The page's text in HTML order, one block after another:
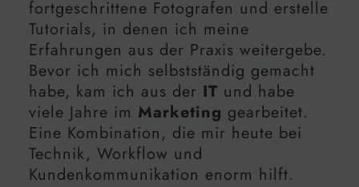
fortgeschrittene Fotografen und erstelle
Tutorials, in denen ich meine
Erfahrungen aus der Praxis weitergebe.
Bevor ich mich selbstständig gemacht
habe, kam ich aus der IT und habe
viele Jahre im Marketing gearbeitet.
Eine Kombination, die mir heute bei
Technik, Workflow und
Kundenkommunikation enorm hilft.